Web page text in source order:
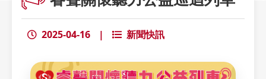
2025-04-16 | 新聞快訊